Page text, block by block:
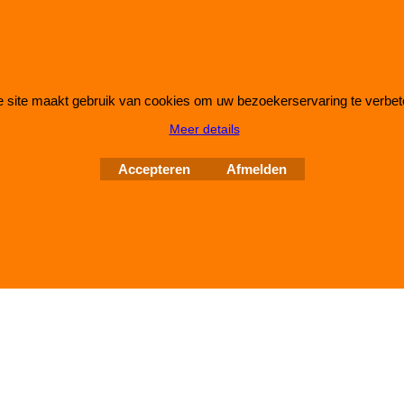
software.
site maakt gebruik van cookies om uw bezoekerservaring te
Meer details
Accepteren Afmelden